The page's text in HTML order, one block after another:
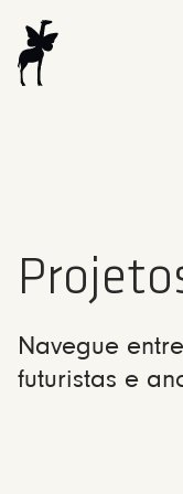
Navegue
futuristas e